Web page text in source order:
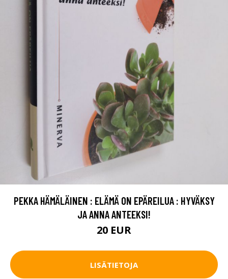
PEKKA HÄMÄLÄINEN : ELÄMÄ ON EPÄREILUA : HYVÄKSY
JA ANNA ANTEEKSI!
20 EUR
LISÄTIETOJA